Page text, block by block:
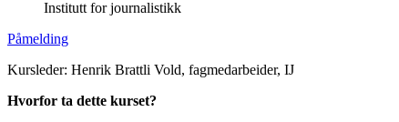
Institutt for journalistikk
Påmelding
Kursleder: Henrik Brattli Vold, fagmedarbeider, IJ
Hvorfor ta dette kurset?